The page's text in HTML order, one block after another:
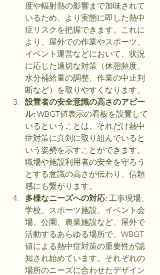
度や輻射熱の影響まで加味されて
いるため、より実態に即した熱中
症リスクを把握できます。これに
より、屋外での作業やスポーツ、
イベント運営などにおいて、状況
に応じた適切な対策（休憩頻度、
水分補給量の調整、作業の中止判
断など）を取りやすくなります。
設置者の安全意識の高さのアピー
ル: WBGT値表示の看板を設置して
いるということは、それだけ熱中
症対策に真剣に取り組んでいると
いう姿勢を示すことができます。
職場や施設利用者の安全を守ろう
とする意識の高さが伝わり、信頼
感にも繋がります。
多様なニーズへの対応: 工事現場、
学校、スポーツ施設、イベント会
場、公園、農業施設など、屋外で
活動するあらゆる場所で、WBGT
値による熱中症対策の重要性が認
知され始めています。それぞれの
場所のニーズに合わせたデザイン